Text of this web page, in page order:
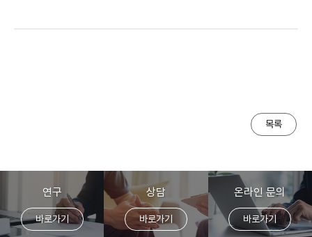
목록
연구
바로가기
상담
바로가기
온라인 문의
바로가기